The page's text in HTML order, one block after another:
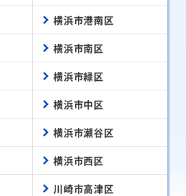
横浜市港南区
横浜市南区
横浜市緑区
横浜市中区
横浜市瀬谷区
横浜市西区
川崎市高津区